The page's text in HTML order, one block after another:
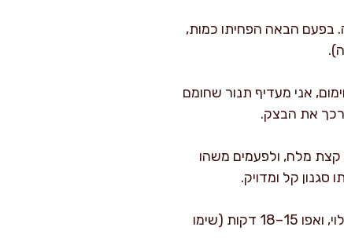
בפעם הבאה הפחיתו כמות,
אני מעדיף תנור שחומם
קצת מלח, ולפעמים משהו
סגנון קל ומדויק.
חתכו לריבועים קטנים יותר של 6×6 ס"מ, שימו כחצי כפית מילוי, ואפו 15–18 דקות (שימו